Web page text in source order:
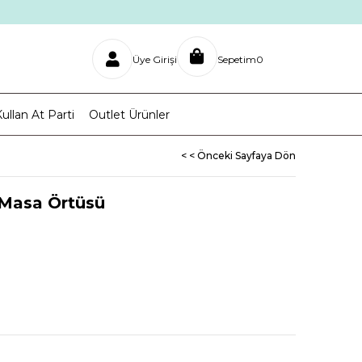
Üye Girişi Sepetim0
At Parti Outlet Ürünler
< < Önceki Sayfaya Dön
Örtüsü